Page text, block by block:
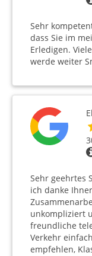
Sehr
dass Sie im
Erledigen.
werde weiter
Sehr geehrtes
ich danke
unkompliziert
freundliche
Verkehr
empfehlen,